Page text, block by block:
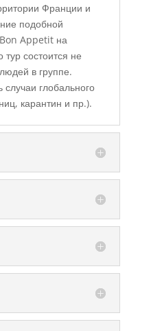
Франции и
подобной
Appetit на
тур состоится не
в группе.
глобального
карантин и пр.).